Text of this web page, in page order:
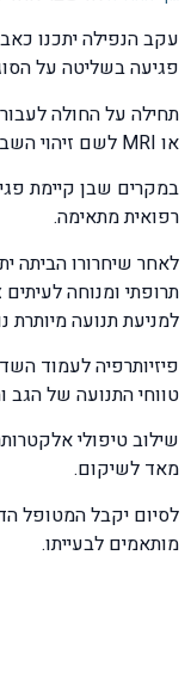
עקב הנפילה יתכנו
פגיעה בשליטה על
או MRI לשם זיהוי השבר מיקומו ואופיו.
במקרים שבן קיימת
רפואית מתאימה.
לאחר שיחרורו הביתה
תרופתי ומנוחה
למניעת תנועה מיותרת
פיזיותרפיה לעמוד
טווחי התנועה של הגב
שילוב טיפולי
מאד לשיקום.
לסיום יקבל המטופל
מותאמים לבעייתו.